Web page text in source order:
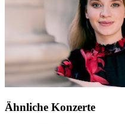
Ähnliche Konzerte